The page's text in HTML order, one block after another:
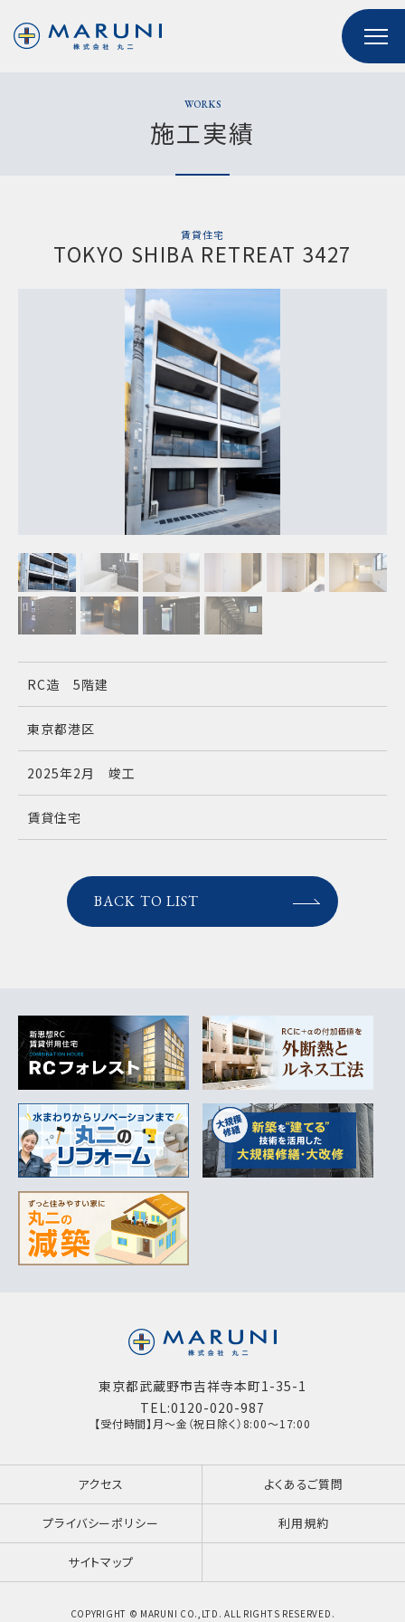
WORKS
施工実績
​賃貸住宅
TOKYO SHIBA RETREAT 3427
RC造 5階建
東京都港区
2025年2月 竣工
賃貸住宅
BACK TO LIST
東京都武蔵野市吉祥寺本町1-35-1
TEL:0120-020-987
【受付時間】月～金（祝日除く）8:00～17:00
アクセス よくあるご質問
プライバシーポリシー 利用規約
サイトマップ
COPYRIGHT © MARUNI CO.,LTD. ALL RIGHTS RESERVED.